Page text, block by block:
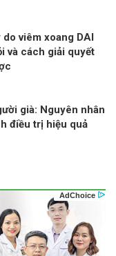
do viêm xoang DAI
và cách giải quyết
già: Nguyên nhân
điều trị hiệu quả